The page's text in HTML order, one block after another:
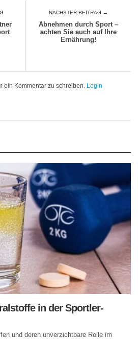
NÄCHSTER BEITRAG →
Abnehmen durch Sport –
achten Sie auch auf Ihre
Ernährung!
ein Kommentar zu schreiben. Login
in der Sportler-
und deren unverzichtbare Rolle im